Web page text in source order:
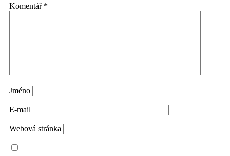
Komentář *
Jméno
E-mail
Webová stránka